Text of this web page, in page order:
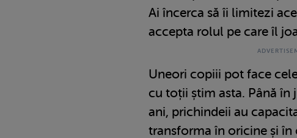
Ai încerca să îi limitezi
accepta rolul pe care îl
Uneori copiii pot face
cu toții știm asta. Până în
ani, prichindeii au
transforma în oricine și